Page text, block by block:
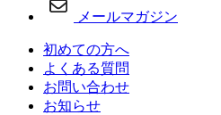
メールマガジン
初めての方へ
よくある質問
お問い合わせ
お知らせ